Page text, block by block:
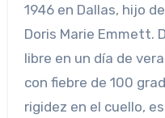
1946 en Dallas, hijo
Doris Marie Emmett.
libre en un día de
con fiebre de 100
rigidez en el cuello,